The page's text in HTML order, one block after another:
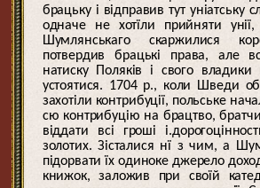
брацьку і відправив тут уніатську
одначе не хотїли прийняти
Шумлянськаго скаржилися
потвердив брацькі права, але
натиску Поляків і свого
устоятися. 1704 р., коли Шведи
захотіли контрибуції, польське
сю контрибуцію на брацтво,
віддати всі гроші
золотих. Зісталися нї з чим, а
підорвати їх одиноке джерело
книжок, заложив при своїй